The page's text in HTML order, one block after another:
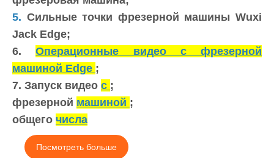
5. Сильные точки фрезерной машины Wuxi
Jack Edge;
6.Операционные видео с фрезерной
машиной Edge ;
7. Запуск видео с ;
фрезерной машиной ;
общего числа
Посмотреть больше